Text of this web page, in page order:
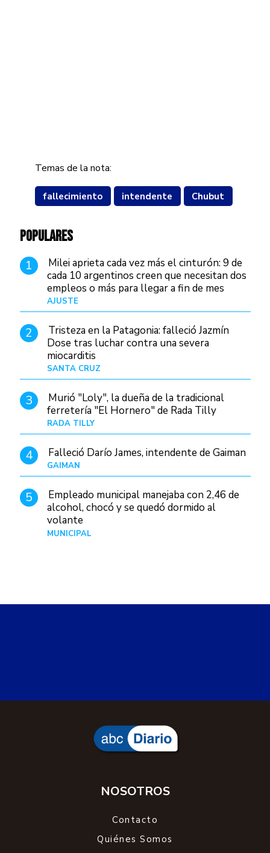
Temas de la nota:
fallecimiento intendente Chubut
POPULARES
1
Milei aprieta cada vez más el cinturón: 9 de
cada 10 argentinos creen que necesitan dos
empleos o más para llegar a fin de mes
AJUSTE
2
Tristeza en la Patagonia: falleció Jazmín
Dose tras luchar contra una severa
miocarditis
SANTA CRUZ
3
Murió "Loly", la dueña de la tradicional
ferretería "El Hornero" de Rada Tilly
RADA TILLY
4 Falleció Darío James, intendente de Gaiman
GAIMAN
5
Empleado municipal manejaba con 2,46 de
alcohol, chocó y se quedó dormido al
volante
MUNICIPAL
NOSOTROS
Contacto
Quiénes Somos